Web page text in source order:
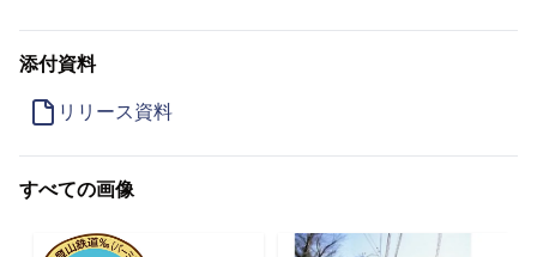
添付資料
リリース資料
すべての画像